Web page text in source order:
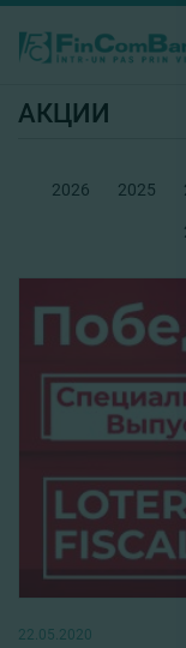
АКЦИИ
2026 2025
22.05.2020